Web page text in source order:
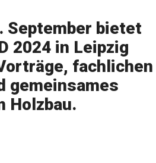
September bietet
2024 in Leipzig
fachlichen
gemeinsames
Holzbau.